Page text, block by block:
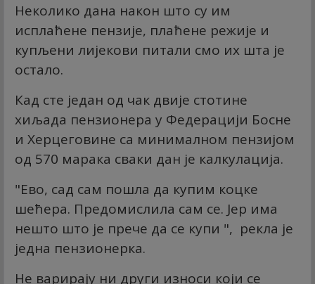
Неколико дана након што су им
исплаћене пензије, плаћене режије и
купљени лијекови питали смо их шта је
остало.
Кад сте један од чак двије стотине
хиљада пензионера у Федерацији Босне
и Херцеговине са минималном пензијом
од 570 марака сваки дан је калкулација.
"Ево, сад сам пошла да купим коцке
шећера. Предомислила сам се. Јер има
нешто што је прече да се купи ", рекла је
једна пензионерка.
Не варирају ни други износи који се